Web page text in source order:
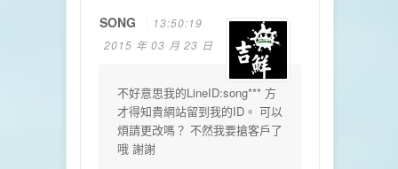
SONG
13:50:19
2015 年 03 月 23 日
不好意思我的LineID:song*** 方
才得知貴網站留到我的ID。 可以
煩請更改嗎？ 不然我要搶客戶了
哦 謝謝